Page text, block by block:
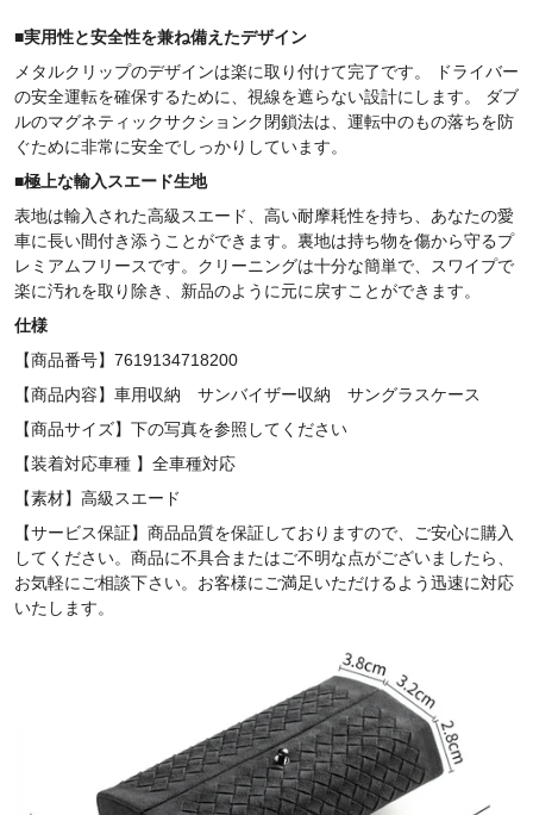
■実用性と安全性を兼ね備えたデザイン
メタルクリップのデザインは楽に取り付けて完了です。 ドライバー
の安全運転を確保するために、視線を遮らない設計にします。 ダブ
ルのマグネティックサクションク閉鎖法は、運転中のもの落ちを防
ぐために非常に安全でしっかりしています。
■極上な輸入 スエード生地
表地は輸入された高級スエード、高い耐摩耗性を持ち、あなたの愛
車に長い間付き添うことができます。 裏地は持ち物を傷から守るプ
レミアムフリースです。クリーニングは十分な簡単で、スワイプで
楽に汚れを取り除き、新品のように元に戻すことができます。
仕様
【商品番号】7619134718200
【商品内容】車用収納 サンバイザー収納 サングラスケース
【商品サイズ】下の写真を参照してください
【装着対応車種 】全車種対応
【素材】 高級スエード
【サービス保証】商品品質を保証しておりますので、ご安心に購入
してください。商品に不具合またはご不明な点がございましたら、
お気軽にご相談下さい。お客様にご満足いただけるよう迅速に対応
いたします。